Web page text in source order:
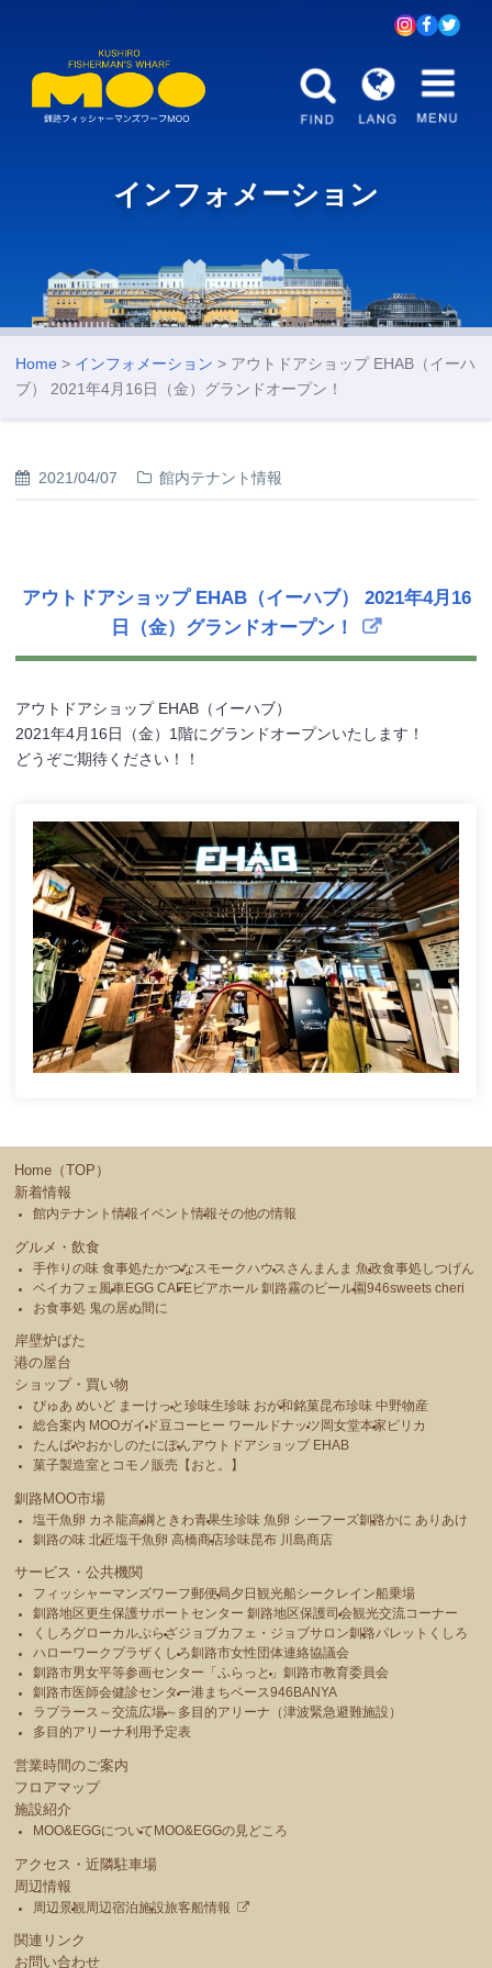
インフォメーション
Home > インフォメーション > アウトドアショップ EHAB（イーハ
ブ） 2021年4月16日（金）グランドオープン！
2021/04/07 館内テナント情報
アウトドアショップ EHAB（イーハブ） 2021年4月16
日（金）グランドオープン！
アウトドアショップ EHAB（イーハブ）
2021年4月16日（金）1階にグランドオープンいたします！
どうぞご期待ください！！
Home（TOP）
新着情報
館内テナント情報イベント情報その他の情報
グルメ・飲食
手作りの味 食事処たかつな スモークハウス さんまんま 魚政食事処しつげん
ベイカフェ風車EGG CAFEビアホール 釧路霧のビール園946sweets cheri
お食事処 鬼の居ぬ間に
岸壁炉ばた
港の屋台
ショップ・買い物
ぴゅあ めいど まーけっと珍味生珍味 おが和銘菓昆布珍味 中野物産
総合案内 MOOガイド豆コーヒー ワールドナッツ 岡女堂本家 ピリカ
たんばやおかしのたにぽんアウトドアショップ EHAB
菓子製造室とコモノ販売【おと。】
釧路MOO市場
塩干魚卵 カネ龍高綱 ときわ青果生珍味 魚卵 シーフーズ釧路かに ありあけ
釧路の味 北匠塩干魚卵 高橋商店珍味昆布 川島商店
サービス・公共機関
フィッシャーマンズワーフ郵便局夕日観光船シークレイン船乗場
釧路地区更生保護サポートセンター 釧路地区保護司会観光交流コーナー
くしろグローカルぷらざジョブカフェ・ジョブサロン釧路パレットくしろ
ハローワークプラザくしろ釧路市女性団体連絡協議会
釧路市男女平等参画センター「ふらっと」釧路市教育委員会
釧路市医師会健診センター港まちベース946BANYA
ラプラース～交流広場～ 多目的アリーナ（津波緊急避難施設）
多目的アリーナ利用予定表
営業時間のご案内
フロアマップ
施設紹介
MOO&EGGについて MOO&EGGの見どころ
アクセス・近隣駐車場
周辺情報
周辺景観 周辺宿泊施設旅客船情報
関連リンク
お問い合わせ